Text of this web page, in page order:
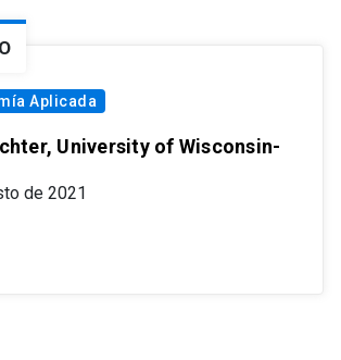
Aplicada
University of Wisconsin-
de 2021